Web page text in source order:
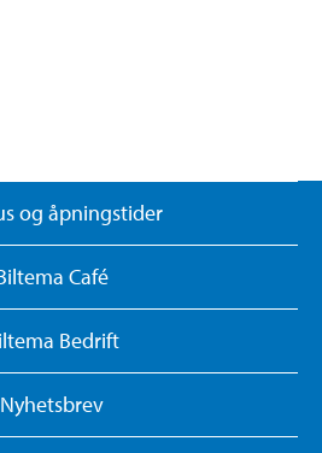
og åpningstider
Café
Bedrift
Nyhetsbrev